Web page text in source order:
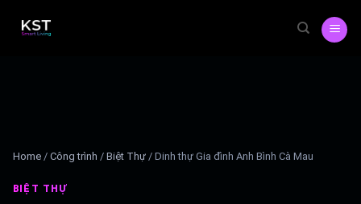
Home / Công trình / Biệt Thự / Dinh thự Gia đình Anh Bình Cà Mau
BIỆT THỰ